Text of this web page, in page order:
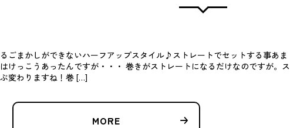
ごまかしができないハーフアップスタイル♪ストレートでセットする事あま
けっこうあったんですが・・・ 巻きがストレートになるだけなのですが。ス
変わりますね！巻 […]
MORE